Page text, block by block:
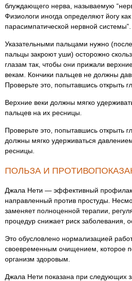
блуждающего нерва, называемую
Физиологи иногда определяют йогу как
парасимпатической нервной системы”.
Указательными пальцами нужно
пальцы закроют уши) осторожно
глазам так, чтобы они прижали
векам. Кончики пальцев не должны
Проверьте это, попытавшись открыть
Верхние веки должны мягко
пальцев на их ресницы.
Проверьте это, попытавшись открыть
должны мягко удерживаться
ресницы.
ПОЛЬЗА И
Джала Нети — эффективный
направленный против простуды.
заменяет полноценной терапии,
процедур снижает риск заболевания,
Это обусловлено нормализацией
своевременным очищением, которое
организм здоровым.
Джала Нети показана при следующих